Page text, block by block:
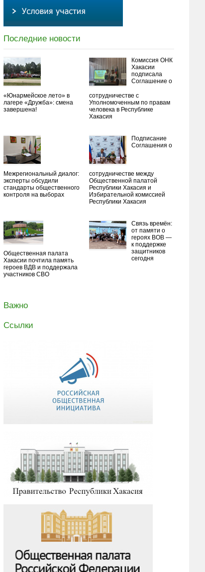
Последние новости
«Юнармейское лето» в
лагере «Дружба»: смена
завершена!
Комиссия ОНК
Хакасии
подписала
Соглашение о
сотрудничестве с
Уполномоченным по правам
человека в Республике
Хакасия
Межрегиональный диалог:
эксперты обсудили
стандарты общественного
контроля на выборах
Подписание
Соглашения о
сотрудничестве между
Общественной палатой
Республики Хакасия и
Избирательной комиссией
Республики Хакасия
Общественная палата
Хакасии почтила память
героев ВДВ и поддержала
участников СВО
Связь времён:
от памяти о
героях ВОВ —
к поддержке
защитников
сегодня
Важно
Ссылки